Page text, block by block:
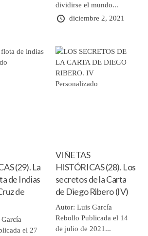
dividirse el mundo...
diciembre 2, 2021
(29). La
de Indias
de
el 27
VIÑETAS
HISTÓRICAS (28). Los
secretos de la Carta
de Diego Ribero (IV)
Autor: Luis García
Rebollo Publicada el 14
de julio de 2021...